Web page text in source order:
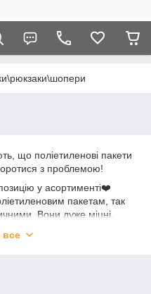
що поліетиленові пакети
з проблемою!
у асортименті❤️
пакетам, так
Вони дуже міцні,
все